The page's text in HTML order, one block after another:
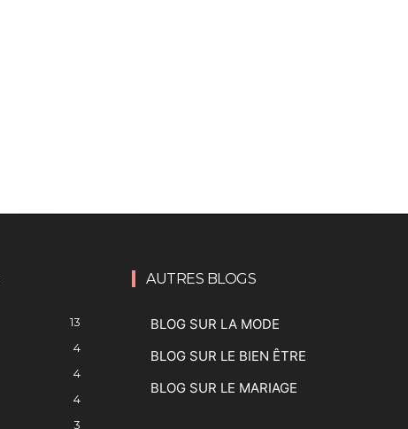
13
4
4
4
3
AUTRES BLOGS
BLOG SUR LA MODE
BLOG SUR LE BIEN ÊTRE
BLOG SUR LE MARIAGE